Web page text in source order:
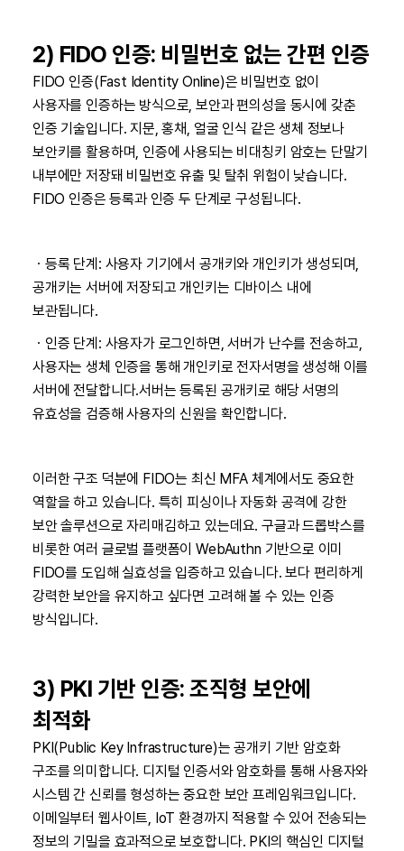
2) FIDO 인증: 비밀번호 없는 간편 인증
FIDO 인증(Fast Identity Online)은 비밀번호 없이
사용자를 인증하는 방식으로, 보안과 편의성을 동시에 갖춘
인증 기술입니다. 지문, 홍채, 얼굴 인식 같은 생체 정보나
보안키를 활용하며, 인증에 사용되는 비대칭키 암호는 단말기
내부에만 저장돼 비밀번호 유출 및 탈취 위험이 낮습니다.
FIDO 인증은 등록과 인증 두 단계로 구성됩니다.
ㆍ등록 단계: 사용자 기기에서 공개키와 개인키가 생성되며,
공개키는 서버에 저장되고 개인키는 디바이스 내에
보관됩니다.
ㆍ인증 단계: 사용자가 로그인하면, 서버가 난수를 전송하고,
사용자는 생체 인증을 통해 개인키로 전자서명을 생성해 이를
서버에 전달합니다.서버는 등록된 공개키로 해당 서명의
유효성을 검증해 사용자의 신원을 확인합니다.
이러한 구조 덕분에 FIDO는 최신 MFA 체계에서도 중요한
역할을 하고 있습니다. 특히 피싱이나 자동화 공격에 강한
보안 솔루션으로 자리매김하고 있는데요. 구글과 드롭박스를
비롯한 여러 글로벌 플랫폼이 WebAuthn 기반으로 이미
FIDO를 도입해 실효성을 입증하고 있습니다. 보다 편리하게
강력한 보안을 유지하고 싶다면 고려해 볼 수 있는 인증
방식입니다.
3) PKI 기반 인증: 조직형 보안에
최적화
PKI(Public Key Infrastructure)는 공개키 기반 암호화
구조를 의미합니다. 디지털 인증서와 암호화를 통해 사용자와
시스템 간 신뢰를 형성하는 중요한 보안 프레임워크입니다.
이메일부터 웹사이트, IoT 환경까지 적용할 수 있어 전송되는
정보의 기밀을 효과적으로 보호합니다. PKI의 핵심인 디지털